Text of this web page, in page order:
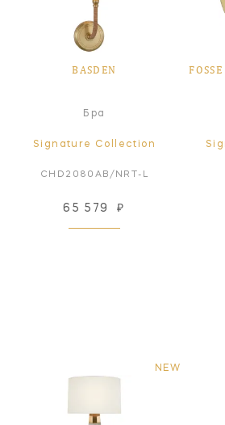
BASDEN
Бра
Signature Collection
CHD2080AB/NRT-L
65 579 ₽
NEW